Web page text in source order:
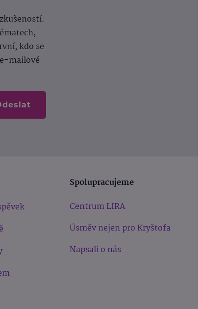
kdo se
mailové
Spolupracujeme
Centrum LIRA
Úsměv nejen pro Kryštofa
Napsali o nás